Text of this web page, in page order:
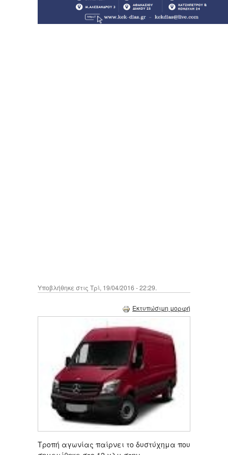
Υποβλήθηκε στις Τρί, 19/04/2016 - 22:29.
Εκτυπώσιμη μορφή
Τροπή αγωνίας παίρνει το δυστύχημα που